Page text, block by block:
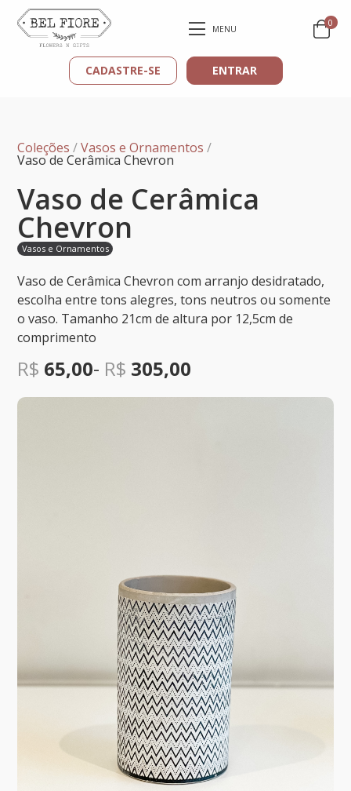
MENU
0
CADASTRE-SE ENTRAR
Coleções /Vasos e Ornamentos /
Vaso de Cerâmica Chevron
Vaso de Cerâmica
Chevron
Vasos e Ornamentos
Vaso de Cerâmica Chevron com arranjo desidratado,
escolha entre tons alegres, tons neutros ou somente
o vaso. Tamanho 21cm de altura por 12,5cm de
comprimento
R$ 65,00- R$ 305,00